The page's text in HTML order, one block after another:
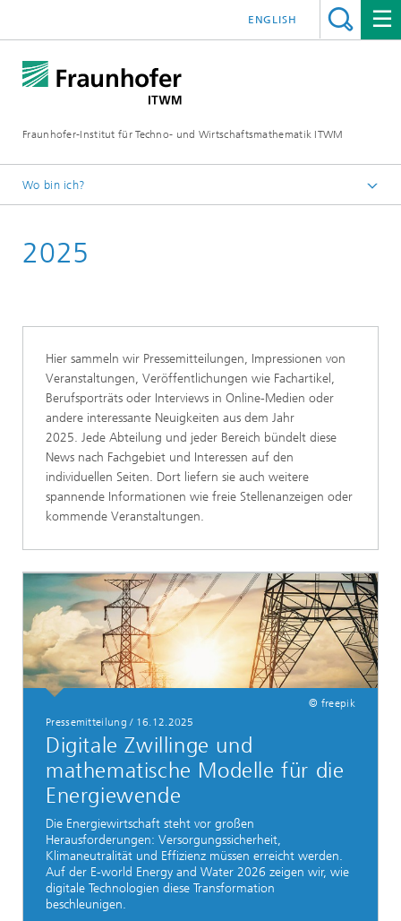
Fraunhofer-Institut für Techno- und Wirtschaftsmathematik ITWM
ENGLISH
Wo bin ich?
Presse|Aktuelles
2025
Hier sammeln wir Pressemitteilungen, Impressionen von
Veranstaltungen, Veröffentlichungen wie Fachartikel,
Berufsporträts oder Interviews in Online-Medien oder
andere interessante Neuigkeiten aus dem Jahr
2025. Jede Abteilung und jeder Bereich bündelt diese
News nach Fachgebiet und Interessen auf den
individuellen Seiten. Dort liefern sie auch weitere
spannende Informationen wie freie Stellenanzeigen oder
kommende Veranstaltungen.
© freepik
Pressemitteilung / 16.12.2025
Digitale Zwillinge und
mathematische Modelle für die
Energiewende
Die Energiewirtschaft steht vor großen
Herausforderungen: Versorgungssicherheit,
Klimaneutralität und Effizienz müssen erreicht werden.
Auf der E-world Energy and Water 2026 zeigen wir, wie
digitale Technologien diese Transformation
beschleunigen.